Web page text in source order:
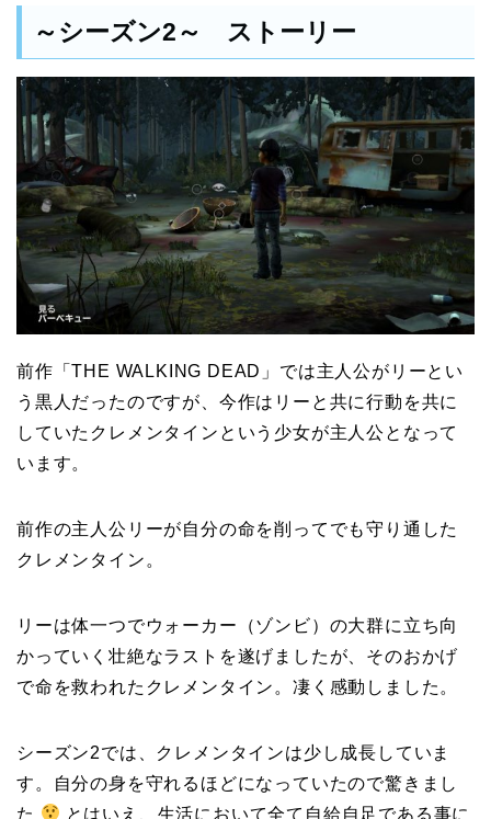
～シーズン2～ ストーリー
前作「THE WALKING DEAD」では主人公がリーとい
う黒人だったのですが、今作はリーと共に行動を共に
していたクレメンタインという少女が主人公となって
います。
前作の主人公リーが自分の命を削ってでも守り通した
クレメンタイン。
リーは体一つでウォーカー（ゾンビ）の大群に立ち向
かっていく壮絶なラストを遂げましたが、そのおかげ
で命を救われたクレメンタイン。凄く感動しました。
シーズン2では、クレメンタインは少し成長していま
す。自分の身を守れるほどになっていたので驚きまし
た
とはいえ、生活において全て自給自足である事に